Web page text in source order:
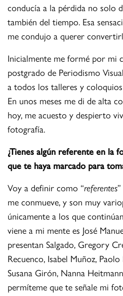
conducía a la pérdida no solo
también del tiempo. Esa
me condujo a querer
Inicialmente me formé por mi
postgrado de Periodismo
a todos los talleres y
En unos meses me di de alta
hoy, me acuesto y despierto
fotografía.
¿Tienes algún referente en la
que te haya marcado para
Voy a definir como “referentes
me conmueve, y son muy
únicamente a los que
viene a mi mente es José
presentan Salgado, Gregory
Recuenco, Isabel Muñoz,
Susana Girón, Nanna
permíteme que te señale mi